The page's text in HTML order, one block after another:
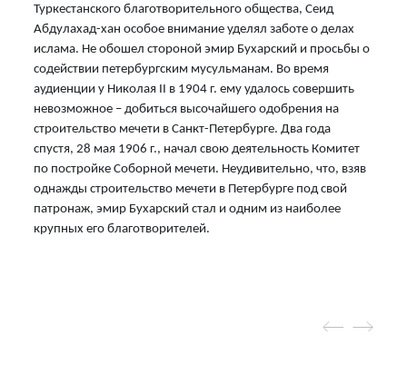
Туркестанского благотворительного общества, Сеид
Абдулахад-хан особое внимание уделял заботе о делах
ислама. Не обошел стороной эмир Бухарский и просьбы о
содействии петербургским мусульманам. Во время
аудиенции у Николая II в 1904 г. ему удалось совершить
невозможное – добиться высочайшего одобрения на
строительство мечети в Санкт-Петербурге. Два года
спустя, 28 мая 1906 г., начал свою деятельность Комитет
по постройке Соборной мечети. Неудивительно, что, взяв
однажды строительство мечети в Петербурге под свой
патронаж, эмир Бухарский стал и одним из наиболее
крупных его благотворителей.